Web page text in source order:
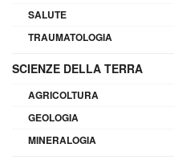
SALUTE
TRAUMATOLOGIA
SCIENZE DELLA TERRA
AGRICOLTURA
GEOLOGIA
MINERALOGIA